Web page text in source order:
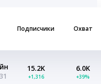
Подписчики Охват
15.2K
+1,316
6.0K
+39%